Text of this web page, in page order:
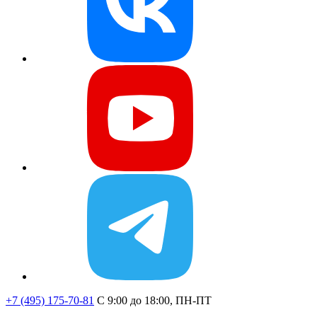
+7 (495) 175-70-81 C 9:00 до 18:00, ПН-ПТ